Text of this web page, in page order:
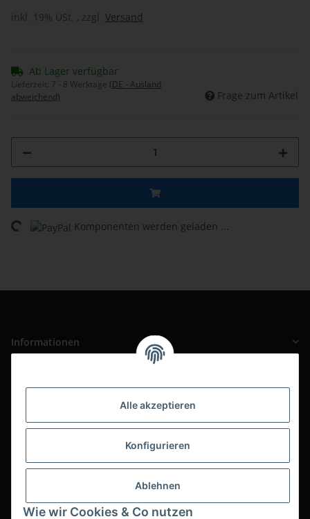
Alle akzeptieren
Konfigurieren
Ablehnen
Wie wir Cookies & Co nutzen
inkl. 19% USt. , zzgl. Versand
Ab Lager verfügbar
Lieferzeit: 7 - 8 Werktage (DE - Ausland
abweichend)
Frage zum Artikel
Loading... Komponenten werden geladen ...
Informationen
Ortsteil Baiertal